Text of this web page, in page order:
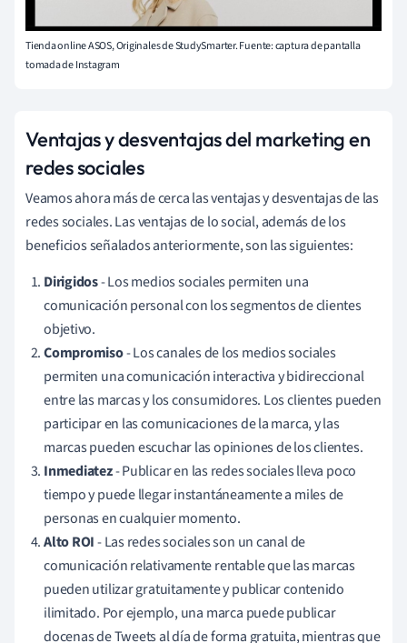
Tienda online ASOS, Originales de StudySmarter. Fuente: captura de pantalla
tomada de Instagram
Ventajas y desventajas del marketing en
redes sociales
Veamos ahora más de cerca las ventajas y desventajas de las
redes sociales. Las ventajas de lo social, además de los
beneficios señalados anteriormente, son las siguientes:
Dirigidos- Los medios sociales permiten una
comunicación personal con los segmentos de clientes
objetivo.
Compromiso- Los canales de los medios sociales
permiten una comunicación interactiva y bidireccional
entre las marcas y los consumidores. Los clientes pueden
participar en las comunicaciones de la marca, y las
marcas pueden escuchar las opiniones de los clientes.
Inmediatez- Publicar en las redes sociales lleva poco
tiempo y puede llegar instantáneamente a miles de
personas en cualquier momento.
Alto ROI- Las redes sociales son un canal de
comunicación relativamente rentable que las marcas
pueden utilizar gratuitamente y publicar contenido
ilimitado. Por ejemplo, una marca puede publicar
docenas de Tweets al día de forma gratuita, mientras que